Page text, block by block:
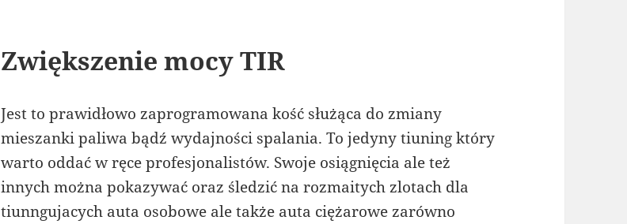
Zwiększenie mocy TIR
Jest to prawidłowo zaprogramowana kość służąca do zmiany
mieszanki paliwa bądź wydajności spalania. To jedyny tiuning który
warto oddać w ręce profesjonalistów. Swoje osiągnięcia ale też
innych można pokazywać oraz śledzić na rozmaitych zlotach dla
tiunngujacych auta osobowe ale także auta ciężarowe zarówno